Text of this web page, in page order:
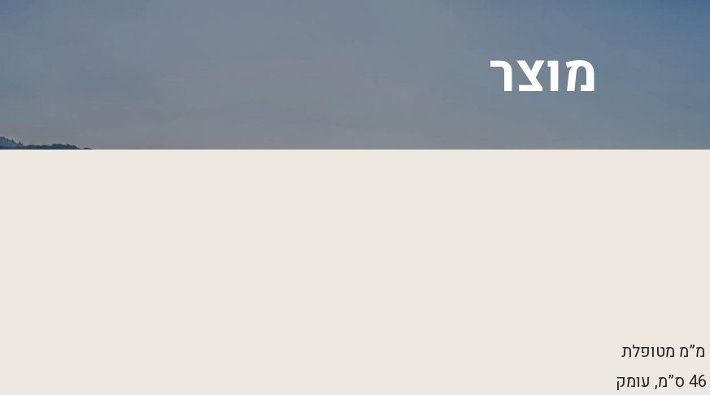
מוצר
תיבת דואר מעוצבת עשויה פח שחור בעובי 2 מ”מ מטופלת
בחומר נוגד חמצון. מידות: רוחב 35 ס”מ, גובה 46 ס”מ, עומק